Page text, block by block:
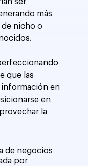
más
nicho o
que las
información en
en
la
de negocios
por